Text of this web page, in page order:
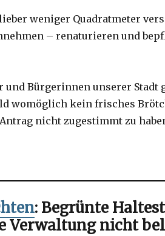
weniger Quadratmeter
– renaturieren und
Bürgerinnen unserer Stadt
womöglich kein frisches
nicht zugestimmt zu
: Begrünte
Verwaltung nicht